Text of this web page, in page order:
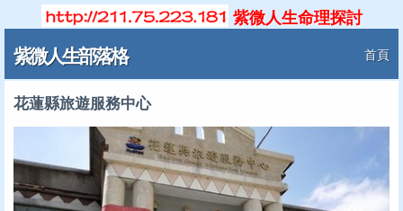
紫微人生命理探討
紫微人生部落格 首頁
花蓮縣旅遊服務中心